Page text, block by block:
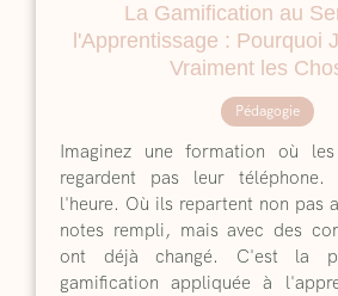
La Gamification au
l'Apprentissage : Pourquoi
Vraiment les
Pédagogie
Imaginez une formation où
regardent pas leur
l'heure. Où ils repartent non pas
notes rempli, mais avec des
ont déjà changé. C'est la
gamification appliquée à